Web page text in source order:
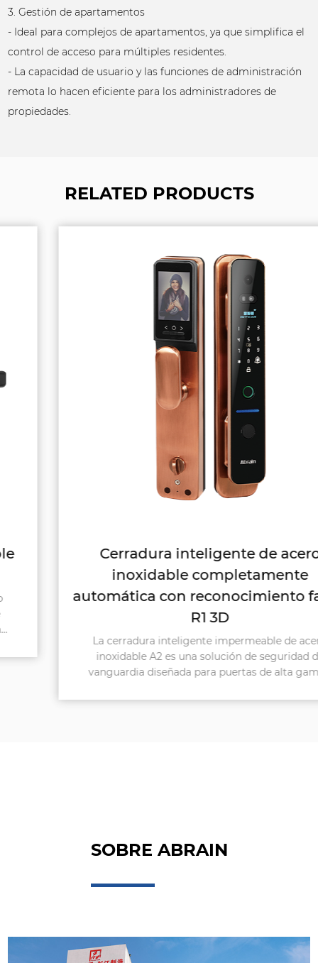
3. Gestión de apartamentos
- Ideal para complejos de apartamentos, ya que simplifica el
control de acceso para múltiples residentes.
- La capacidad de usuario y las funciones de administración
remota lo hacen eficiente para los administradores de
propiedades.
RELATED PRODUCTS
Cerradura inteligente de acero
inoxidable completamente
automática con reconocimiento facial
La cerradura inteligente impermeable de acero
inoxidable A2 es una solución de seguridad de
vanguardia diseñada para puertas de alta gama...
SOBRE ABRAIN